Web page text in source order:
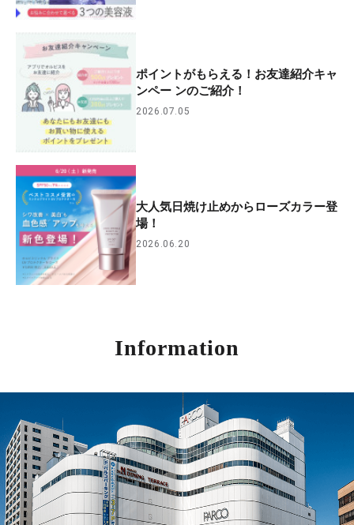
ポイントがもらえる！お友達紹介キャ
ンペー ンのご紹介！
2026.07.05
大人気日焼け止めからローズカラー登
場！
2026.06.20
Information